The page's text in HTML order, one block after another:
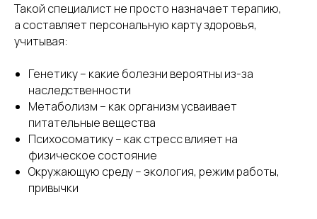
Такой специалист не просто назначает терапию,
а составляет персональную карту здоровья,
учитывая:
Генетику – какие болезни вероятны из-за
наследственности
Метаболизм – как организм усваивает
питательные вещества
Психосоматику – как стресс влияет на
физическое состояние
Окружающую среду – экология, режим работы,
привычки